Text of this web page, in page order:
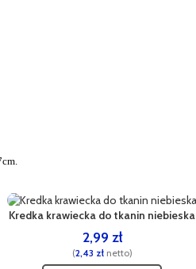
Kredka krawiecka do tkanin niebieska
2,99 zł
(2,43 złnetto)